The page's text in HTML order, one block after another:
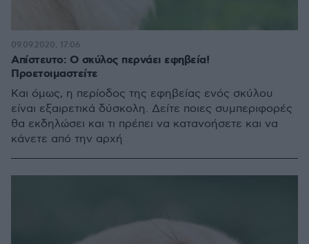
Απίστευτο: Ο σκύλος περνάει εφηβεία!
Προετοιμαστείτε
Και όμως, η περίοδος της εφηβείας ενός σκύλου
είναι εξαιρετικά δύσκολη. Δείτε ποιες συμπεριφορές
θα εκδηλώσει και τι πρέπει να κατανοήσετε και να
κάνετε από την αρχή
09.09.2020, 17:06